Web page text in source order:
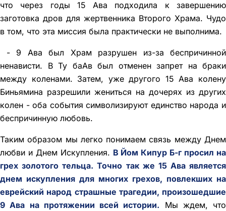
что через годы 15 Ава подходила к завершению
заготовка дров для жертвенника Второго Храма. Чудо
в том, что эта миссия была практически не выполнима.
- 9 Ава был Храм разрушен из-за беспричинной
ненависти. В Ту баАв был отменен запрет на браки
между коленами. Затем, уже другого 15 Ава колену
Биньямина разрешили жениться на дочерях из других
колен - оба события символизируют единство народа и
беспричинную любовь.
Таким образом мы легко понимаем связь между Днем
любви и Днем Искупления. В Йом Кипур Б-г просил на
грех золотого тельца. Точно так же 15 Ава является
днем искупления для многих грехов, повлекших на
еврейский народ страшные трагедии, произошедшие
9 Ава на протяжении всей истории. Мы ждем, что